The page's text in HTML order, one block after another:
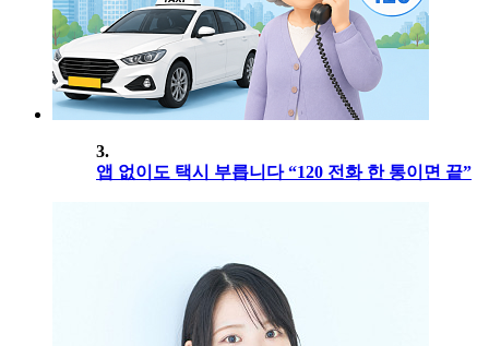
3.
앱 없이도 택시 부릅니다 “120 전화 한 통이면 끝”